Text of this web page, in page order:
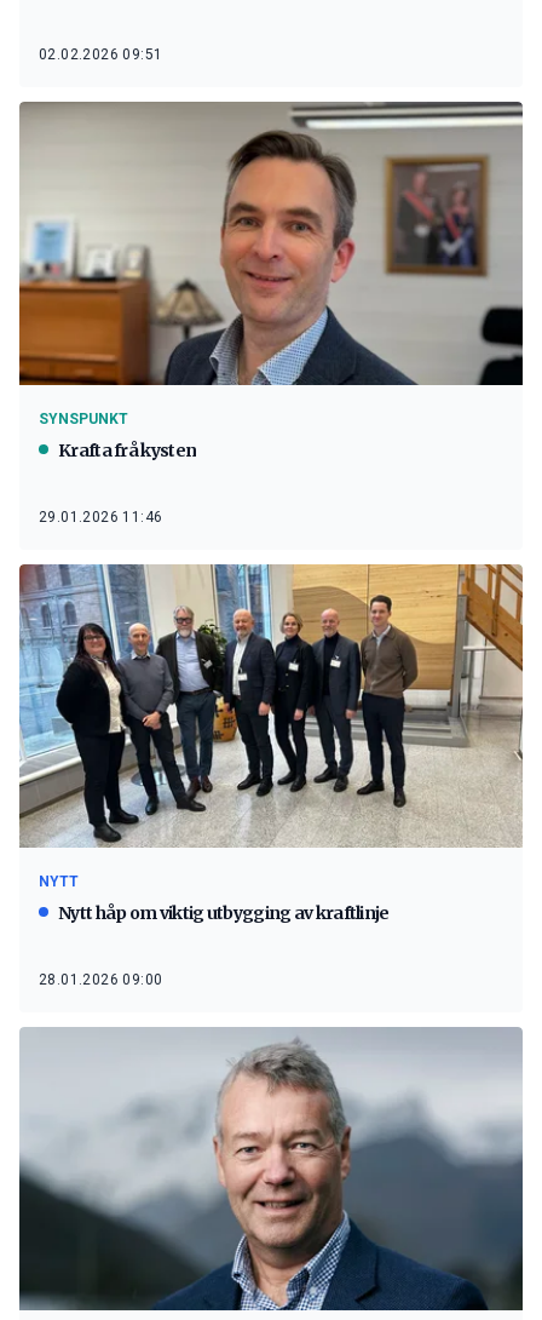
02.02.2026 09:51
SYNSPUNKT
Krafta frå kysten
29.01.2026 11:46
NYTT
Nytt håp om viktig utbygging av kraftlinje
28.01.2026 09:00